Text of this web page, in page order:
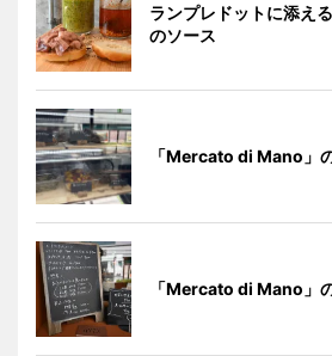
ランプレドットに添え
のソース
「Mercato di Mano」
「Mercato di Mano」